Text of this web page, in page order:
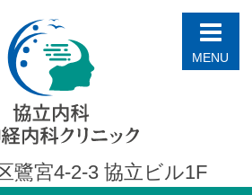
クリニック
鷺宮4-2-3 協立ビル1F